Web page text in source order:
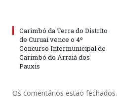
Carimbó da Terra do Distrito
de Curuai vence o 4º
Concurso Intermunicipal de
Carimbó do Arraiá dos
Pauxis
Os comentários estão fechados.